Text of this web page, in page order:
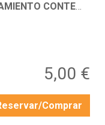
CONTEMPORÁNEO
5,00 €
Comprar